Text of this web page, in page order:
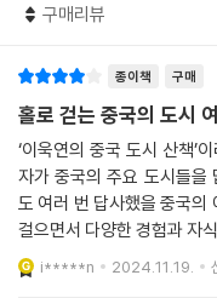
--- p.146
사오싱 요리에는 민물 새우
우 요리가 유명하다. 산 새
가 신선하면 술에 담갔을 때
다. (…) 루쉰은 이런 새우 요
루쉰이 중국의 어둠을 비판
노하면서 변화를 갈망하던
데 루쉰의 글을 읽고 각성한
하는 일이 많았다. 루쉰은
는지, 그리고 마오쩌둥의
이 펼쳐진다.(5장 지난 ‘붉은
풍부한 역사적·문화적 지식
나를 발견하는 질문들
진정한 인문 여행이란 “지
지혜를 얻는 여행길”이라고
대함과 찬란함 그리고 고단
구매리뷰
종이책 구매
홀로 걷는 중국의 도시
‘이욱연의 중국 도시 산책’
자가 중국의 주요 도시들을
도 여러 번 답사했을 중국의
걸으면서 다양한 경험과 자
를 소개하는 내용이 아니라,
배경으로
i*****n 2024.11.19.